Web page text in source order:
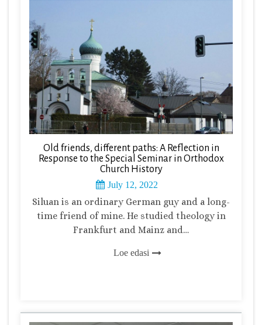
Old friends, different paths: A Reflection in
Response to the Special Seminar in Orthodox
Church History
July 12, 2022
Siluan is an ordinary German guy and a long-
time friend of mine. He studied theology in
Frankfurt and Mainz and…
Loe edasi